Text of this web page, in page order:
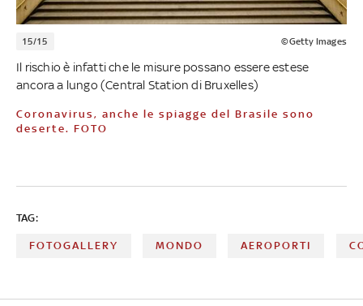
15/15 ©Getty Images
Il rischio è infatti che le misure possano essere estese
ancora a lungo (Central Station di Bruxelles)
Coronavirus, anche le spiagge del Brasile sono
deserte. FOTO
TAG:
FOTOGALLERY MONDO AEROPORTI